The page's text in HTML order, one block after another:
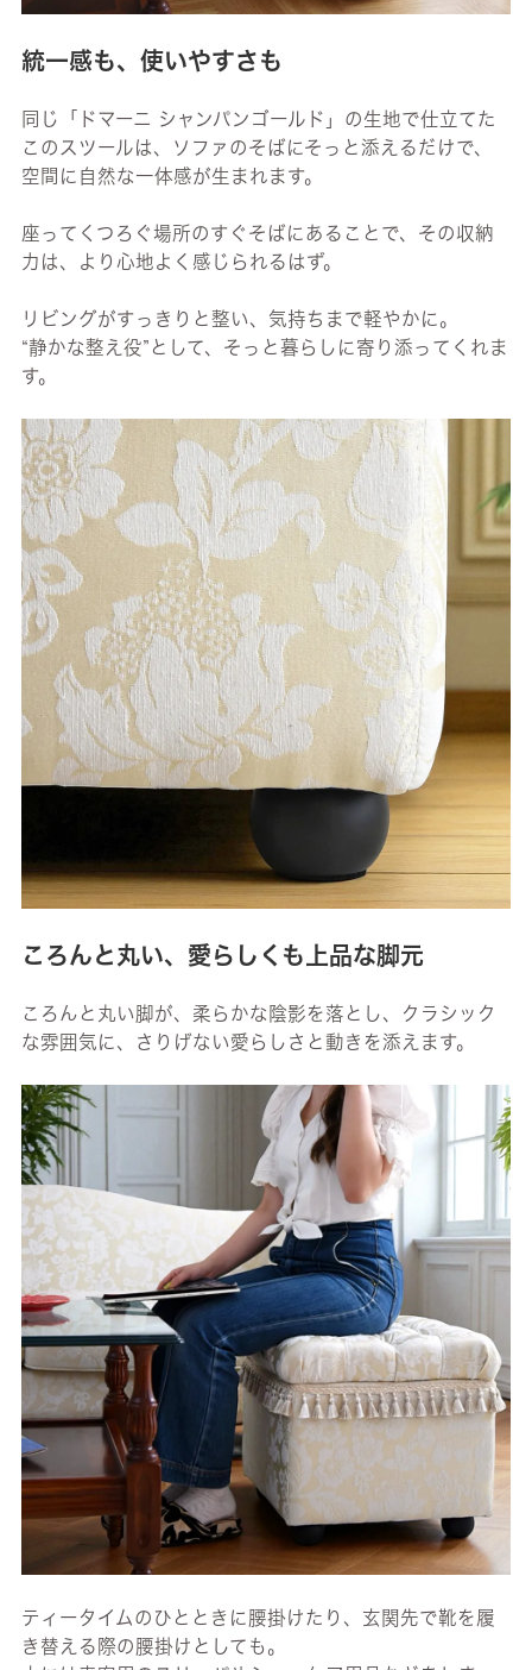
統一感も、使いやすさも
同じ「ドマーニ シャンパンゴールド」の生地で仕立てた
このスツールは、ソファのそばにそっと添えるだけで、
空間に自然な一体感が生まれます。
座ってくつろぐ場所のすぐそばにあることで、その収納
力は、より心地よく感じられるはず。
リビングがすっきりと整い、気持ちまで軽やかに。
“静かな整え役”として、そっと暮らしに寄り添ってくれま
す。
ころんと丸い、愛らしくも上品な脚元
ころんと丸い脚が、柔らかな陰影を落とし、クラシック
な雰囲気に、さりげない愛らしさと動きを添えます。
ティータイムのひとときに腰掛けたり、玄関先で靴を履
き替える際の腰掛けとしても。